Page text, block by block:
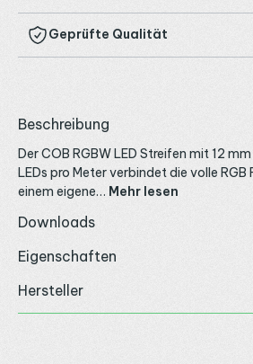
Geprüfte Qualität
Beschreibung
Der COB RGBW LED Streifen mit 12
LEDs pro Meter verbindet die volle
einem eigene… Mehr lesen
Downloads
Eigenschaften
Hersteller